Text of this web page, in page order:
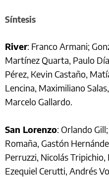
Síntesis
River: Franco Armani;
Martínez Quarta, Paulo
Pérez, Kevin Castaño,
Lencina, Maximiliano
Marcelo Gallardo.
San Lorenzo: Orlando
Romaña, Gastón
Perruzzi, Nicolás
Ezequiel Cerutti, Andrés